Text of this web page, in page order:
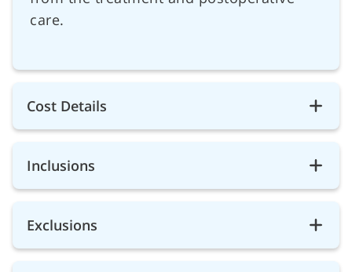
care.
Cost Details
Inclusions
Exclusions